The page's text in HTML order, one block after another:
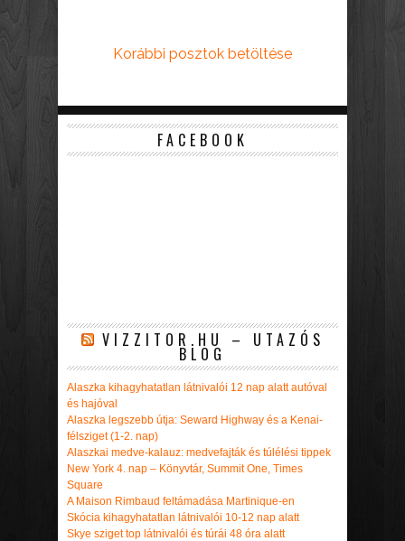
Korábbi posztok betöltése
FACEBOOK
VIZZITOR.HU – UTAZÓS
BLOG
Alaszka kihagyhatatlan látnivalói 12 nap alatt autóval
és hajóval
Alaszka legszebb útja: Seward Highway és a Kenai-
félsziget (1-2. nap)
Alaszkai medve-kalauz: medvefajták és túlélési tippek
New York 4. nap – Könyvtár, Summit One, Times
Square
A Maison Rimbaud feltámadása Martinique-en
Skócia kihagyhatatlan látnivalói 10-12 nap alatt
Skye sziget top látnivalói és túrái 48 óra alatt